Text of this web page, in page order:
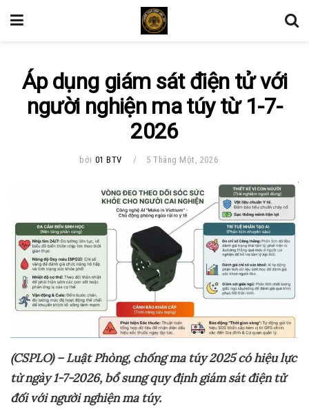
Áp dụng giám sát điện tử với
người nghiện ma túy từ 1-7-
2026
bởi 01 BTV 5 Tháng Một, 2026
(CSPLO) – Luật Phòng, chống ma túy 2025 có hiệu lực
từngày 1-7-2026, bổsung quy định giám sát điện tử
đối với người nghiện ma túy.